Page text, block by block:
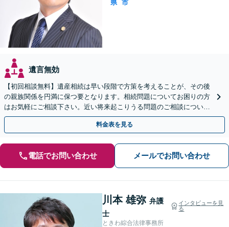
県
市
遺言無効
【初回相談無料】遺産相続は早い段階で方策を考えることが、その後
の親族関係を円満に保つ要となります。相続問題についてお困りの方
はお気軽にご相談下さい。近い将来起こりうる問題のご相談について
も承っています。
料金表を見る
電話でお問い合わせ メールでお問い合わせ
川本 雄弥 弁護
士
インタビューを見
る
ときわ綜合法律事務所